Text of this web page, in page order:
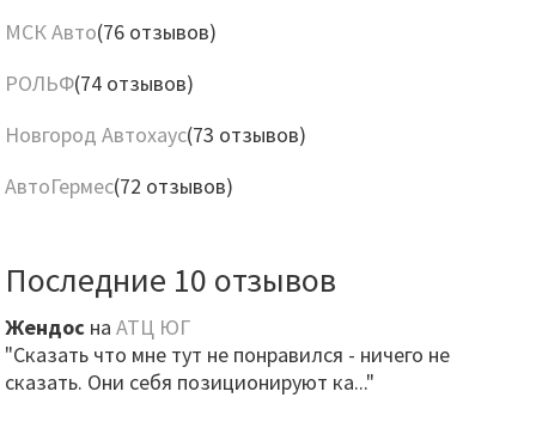
МСК Авто(76 отзывов)
РОЛЬФ(74 отзывов)
Новгород Автохаус(73 отзывов)
АвтоГермес(72 отзывов)
Последние 10 отзывов
Жендос наАТЦ ЮГ
"Сказать что мне тут не понравился - ничего не
сказать. Они себя позиционируют ка..."